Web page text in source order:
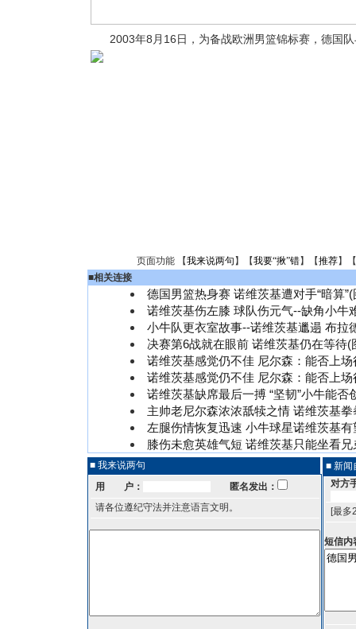
2003年8月16日，为备战欧洲男篮锦标赛，德国队
页面功能 【我来说两句 】【我要“揪”错】【推荐】
■相关连接
德国男篮热身赛 诺维茨基遭对手“暗算
诺维茨基伤左膝 球队伤元气--缺角小牛
小牛队更衣室故事--诺维茨基邋遢 布拉
决赛第6战就在眼前 诺维茨基仍在等待(
诺维茨基感觉仍不佳 尼尔森：能否上
诺维茨基感觉仍不佳 尼尔森：能否上
诺维茨基缺席最后一搏 “坚韧”小牛能否
主帅老尼尔森浓浓舐犊之情 诺维茨基
左腿伤情恢复迅速 小牛球星诺维茨基
膝伤未愈英雄气短 诺维茨基只能坐看
■ 我来说两句
用 户：
匿名发出：
请各位遵纪守法并注意语言文明。
■ 新闻
对方
[最多
短信内